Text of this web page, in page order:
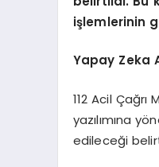
işlemlerinin
Yapay Zeka
112 Acil Çağrı
yazılımına
edileceği